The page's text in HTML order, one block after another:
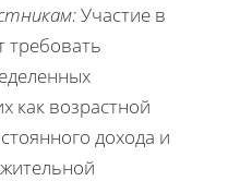
Участие в
требовать
как возрастной
дохода и